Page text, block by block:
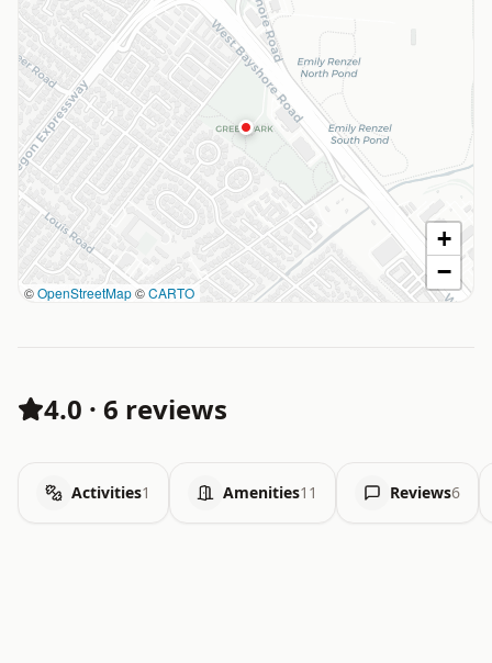
©OpenStreetMap©CARTO
+
−
4.0 · 6 reviews
Activities1 Amenities11 Reviews6